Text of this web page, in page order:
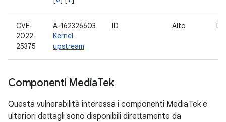
CVE-
2022-
25375
A-162326603
Kernel
upstream
ID Alto
Componenti MediaTek
Questa vulnerabilità interessa i componenti MediaTek e
ulteriori dettagli sono disponibili direttamente da